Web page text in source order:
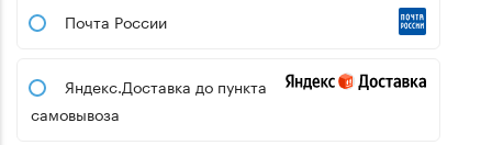
Почта России
Яндекс.Доставка до пункта
самовывоза